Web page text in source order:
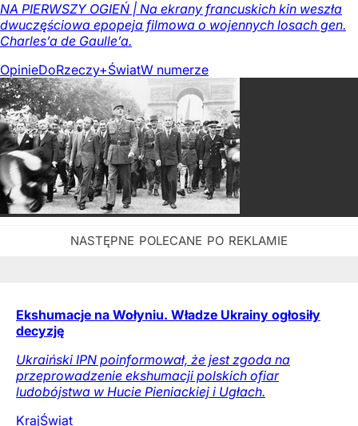
NA PIERWSZY OGIEŃ | Na ekrany francuskich kin weszła
dwuczęściowa epopeja filmowa o wojennych losach gen.
Charles’a de Gaulle’a.
OpinieDoRzeczy+ŚwiatW numerze
Ekshumacje na Wołyniu. Władze Ukrainy ogłosiły
decyzję
Ukraiński IPN poinformował, że jest zgoda na
przeprowadzenie ekshumacji polskich ofiar
ludobójstwa w Hucie Pieniackiej i Ugłach.
KrajŚwiat